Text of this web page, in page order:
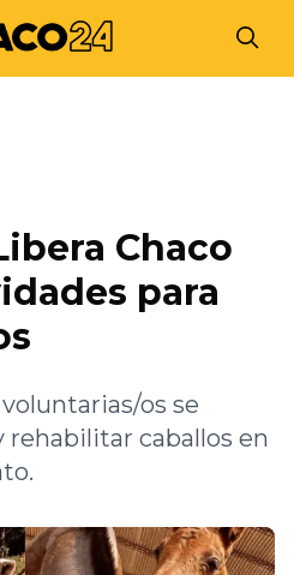
Chaco
para
os se
rehabilitar caballos en